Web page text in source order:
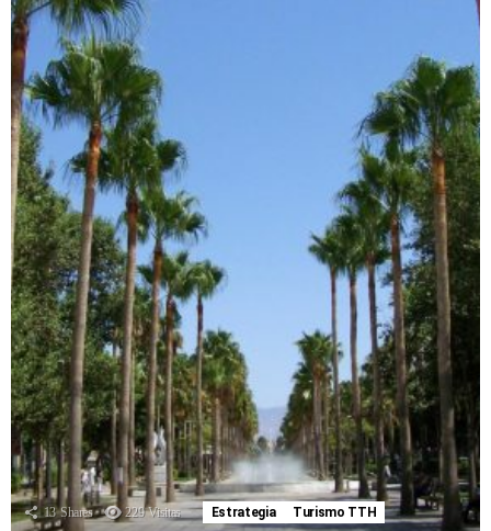
13 Shares 229 Visitas Estrategia Turismo TTH